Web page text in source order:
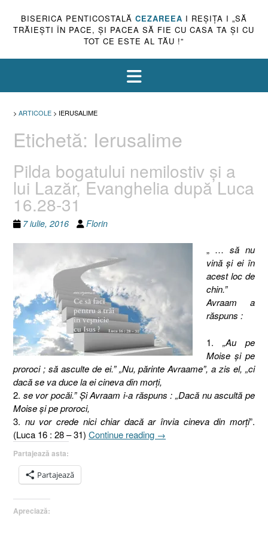
BISERICA PENTICOSTALĂ CEZAREEA I REŞIŢA I „SĂ
TRĂIEŞTI ÎN PACE, ŞI PACEA SĂ FIE CU CASA TA ŞI CU
TOT CE ESTE AL TĂU !”
> ARTICOLE > IERUSALIME
Etichetă: Ierusalime
Pilda bogatului nemilostiv şi a
lui Lazăr, Evanghelia după Luca
16.28-31
7 iulie, 2016 Florin
„ …să nu
vină şi ei în
acest loc de
chin.”
Avraam a
răspuns :
1. „Au pe
Moise şi pe
proroci ; să asculte de ei.” „Nu, părinte Avraame”, a zis el, „ci
dacă se va duce la ei cineva din morţi,
2. se vor pocăi.” Şi Avraam i-a răspuns : „Dacă nu ascultă pe
Moise şi pe proroci,
3. nu vor crede nici chiar dacă ar învia cineva din morţi”.
(Luca 16 : 28 – 31) Continue reading „Pilda
→
Partajează asta:
Partajează
Apreciază: